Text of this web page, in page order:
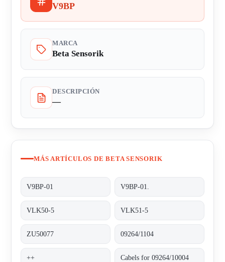
V9BP
MARCA
Beta Sensorik
DESCRIPCIÓN
—
MÁS ARTÍCULOS DE BETA SENSORIK
V9BP-01 V9BP-01.
VLK50-5 VLK51-5
ZU50077 09264/1104
++ Cabels for 09264/10004